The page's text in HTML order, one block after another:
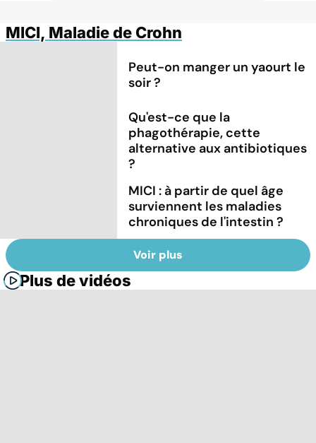
MICI, Maladie de Crohn
Peut-on manger un yaourt le
soir ?
Qu'est-ce que la
phagothérapie, cette
alternative aux antibiotiques
?
MICI : à partir de quel âge
surviennent les maladies
chroniques de l'intestin ?
Voir plus
Plus de vidéos